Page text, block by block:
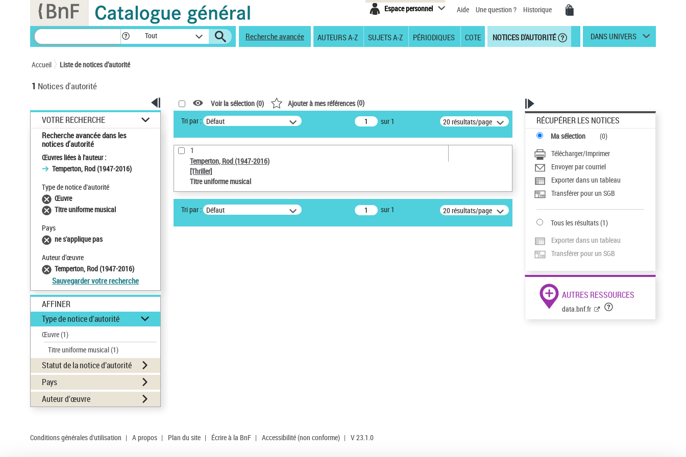
Espace personnel Aide Une question ? Historique
Tout Recherche avancée AUTEURS A-Z SUJETS A-Z PÉRIODIQUES COTE NOTICES D'AUTORITÉ DANS UNIVERS
Accueil Liste de notices d’autorité
1 Notices d'autorité
VOTRE RECHERCHE
Recherche avancée dans les
notices d’autorité
Œuvres liées à l'auteur :
Temperton, Rod (1947-2016)
Type de notice d'autorité
Œuvre
Titre uniforme musical
Pays
ne s'applique pas
Auteur d’œuvre
Temperton, Rod (1947-2016)
Sauvegarder votre recherche
AFFINER
Type de notice d'autorité
Œuvre(1)
Titre uniforme musical(1)
Statut de la notice d’autorité
Pays
Auteur d’œuvre
Voir la sélection (0) Ajouter à mes références(0)
Tri par : Défaut sur 1 20 résultats/page
1
Temperton, Rod (1947-2016)
[Thriller]
Titre uniforme musical
Tri par : Défaut sur 1 20 résultats/page
RÉCUPÉRER LES NOTICES
Ma sélection (0)
Télécharger/Imprimer
Envoyer par courriel
Exporter dans un tableau
Transférer pour un SGB
Tous les résultats(1)
Exporter dans un tableau
Transférer pour un SGB
AUTRES RESSOURCES
data.bnf.fr
Conditions générales d'utilisation | A propos | Plan du site | Écrire à la BnF | Accessibilité (non conforme) | V 23.1.0
Panneau de gestion des cookies